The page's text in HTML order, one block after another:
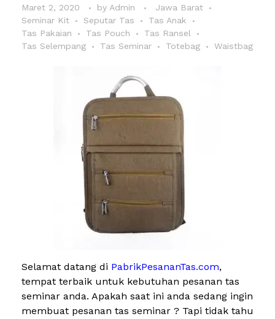
Maret 2, 2020 by Admin
Jawa Barat
Seminar Kit
Seputar Tas
Tas Anak
Tas Pakaian
Tas Pouch
Tas Ransel
Tas Selempang
Tas Seminar Totebag Waistbag
Selamat datang di PabrikPesananTas.com,
tempat terbaik untuk kebutuhan pesanan tas
seminar anda. Apakah saat ini anda sedang ingin
membuat pesanan tas seminar ? Tapi tidak tahu